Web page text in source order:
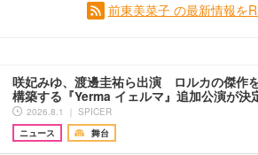
前東美菜子 の最新情報を
咲妃みゆ、渡邊圭祐ら出演 ロルカの傑作
構築する『Yerma イェルマ』追加公演が決
2026.8.1 ｜ SPICER
ニュース
舞台